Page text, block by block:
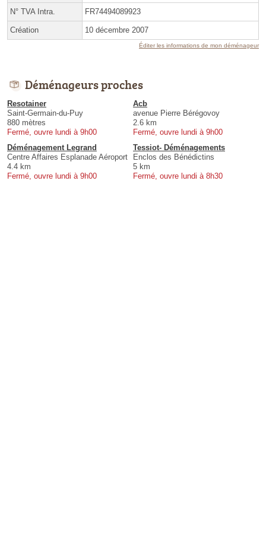
N° TVA Intra. FR74494089923
Création 10 décembre 2007
Éditer les informations de mon déménageur
Déménageurs proches
Resotainer
Saint-Germain-du-Puy
880 mètres
Fermé, ouvre lundi à 9h00
Acb
avenue Pierre Bérégovoy
2.6 km
Fermé, ouvre lundi à 9h00
Déménagement Legrand
Centre Affaires Esplanade Aéroport
4.4 km
Fermé, ouvre lundi à 9h00
Tessiot- Déménagements
Enclos des Bénédictins
5 km
Fermé, ouvre lundi à 8h30